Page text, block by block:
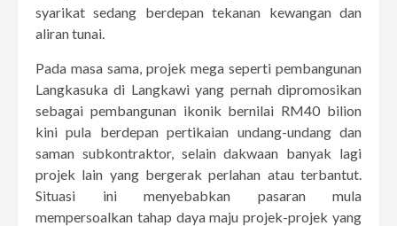
syarikat sedang berdepan tekanan kewangan dan
aliran tunai.
Pada masa sama, projek mega seperti pembangunan
Langkasuka di Langkawi yang pernah dipromosikan
sebagai pembangunan ikonik bernilai RM40 bilion
kini pula berdepan pertikaian undang-undang dan
saman subkontraktor, selain dakwaan banyak lagi
projek lain yang bergerak perlahan atau terbantut.
Situasi ini menyebabkan pasaran mula
mempersoalkan tahap daya maju projek-projek yang